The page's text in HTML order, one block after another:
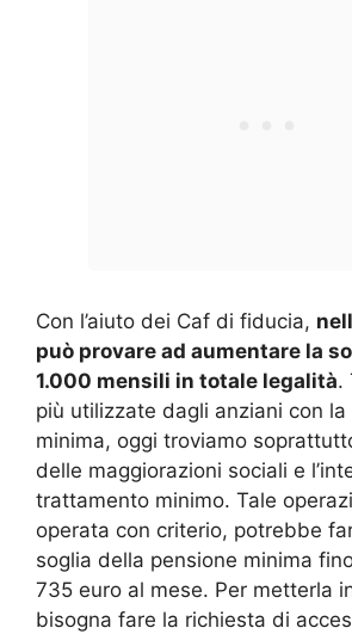
Con l’aiuto dei Caf di fiducia,
può provare ad aumentare la
1.000 mensili in totale legalità.
più utilizzate dagli anziani con la
minima, oggi troviamo
delle maggiorazioni sociali e
trattamento minimo. Tale
operata con criterio, potrebbe
soglia della pensione minima
735 euro al mese. Per metterla
bisogna fare la richiesta di